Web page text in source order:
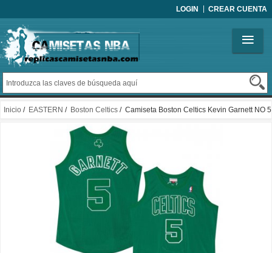
LOGIN CREAR CUENTA
Inicio / EASTERN / Boston Celtics / Camiseta Boston Celtics Kevin Garnett NO 5
Mitchell & Ness 2012 Verde